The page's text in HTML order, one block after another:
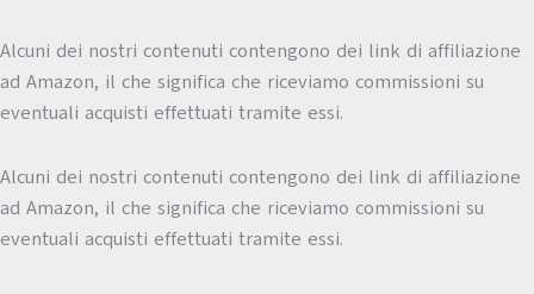
Alcuni dei nostri contenuti contengono dei link di affiliazione
ad Amazon, il che significa che riceviamo commissioni su
eventuali acquisti effettuati tramite essi.
Alcuni dei nostri contenuti contengono dei link di affiliazione
ad Amazon, il che significa che riceviamo commissioni su
eventuali acquisti effettuati tramite essi.